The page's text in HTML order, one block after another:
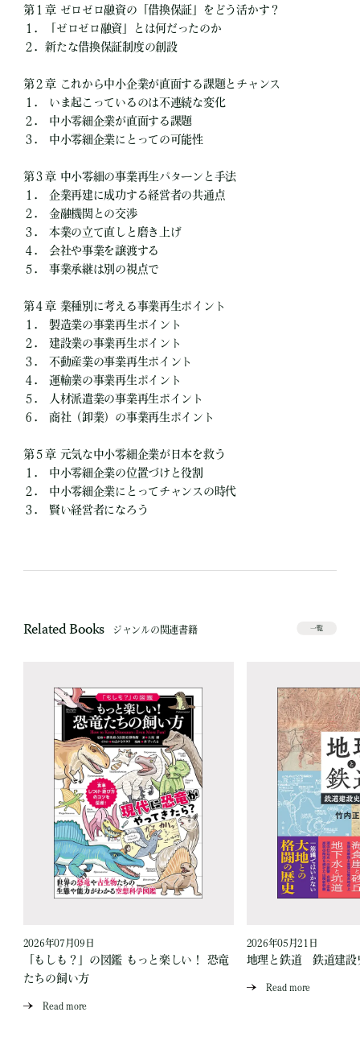
第１章 ゼロゼロ融資の「借換保証」をどう活かす？
１．「ゼロゼロ融資」とは何だったのか
２．新たな借換保証制度の創設
第２章 これから中小企業が直面する課題とチャンス
１． いま起こっているのは不連続な変化
２． 中小零細企業が直面する課題
３． 中小零細企業にとっての可能性
第３章 中小零細の事業再生パターンと手法
１． 企業再建に成功する経営者の共通点
２． 金融機関との交渉
３． 本業の立て直しと磨き上げ
４． 会社や事業を譲渡する
５． 事業承継は別の視点で
第４章 業種別に考える事業再生ポイント
１． 製造業の事業再生ポイント
２． 建設業の事業再生ポイント
３． 不動産業の事業再生ポイント
４． 運輸業の事業再生ポイント
５． 人材派遣業の事業再生ポイント
６． 商社（卸業）の事業再生ポイント
第５章 元気な中小零細企業が日本を救う
１． 中小零細企業の位置づけと役割
２． 中小零細企業にとってチャンスの時代
３． 賢い経営者になろう
Related Books ジャンルの関連書籍 一覧
2026年07月09日
「もしも？」の図鑑 もっと楽しい！ 恐竜
たちの飼い方
Read more
2026年05月21日
地理と鉄道 鉄道建設
Read more